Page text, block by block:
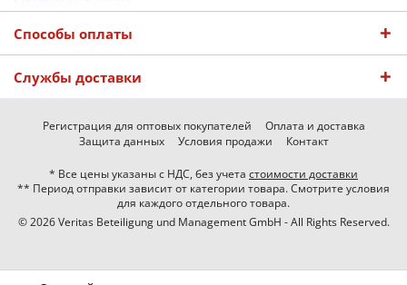
Способы оплаты
Службы доставки
Регистрация для оптовых покупателей
Оплата и доставка
Защита данных
Условия продажи Контакт
* Все цены указаны с НДС, без учета стоимости доставки
** Период отправки зависит от категории товара. Смотрите условия
для каждого отдельного товара.
© 2026 Veritas Beteiligung und Management GmbH - All Rights Reserved.